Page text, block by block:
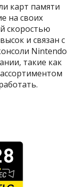
карт памяти
на своих
скоростью
и связан с
Nintendo
такие как